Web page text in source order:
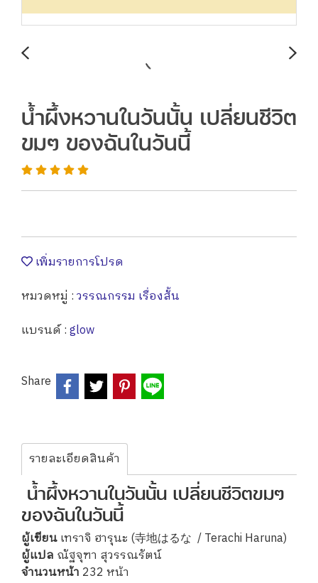
น้ำผึ้งหวานในวันนั้น เปลี่ยนชีวิต
ขมๆ ของฉันในวันนี้
เพิ่มรายการโปรด
หมวดหมู่ :วรรณกรรม เรื่องสั้น
แบรนด์ :glow
Share
รายละเอียดสินค้า
น้ำผึ้งหวานในวันนั้น เปลี่ยนชีวิตขมๆ
ของฉันในวันนี้
ผู้เขียนเทราจิ ฮารุนะ (寺地はるな / Terachi Haruna)
ผู้แปล ณัฐจุฑา สุวรรณรัตน์
จำนวนหน้า 232 หน้า